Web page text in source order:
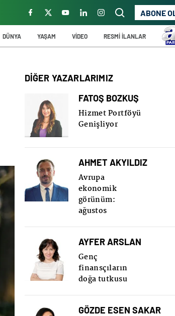
ABONE OL
DÜNYA YAŞAM VİDEO RESMİ İLANLAR
DİĞER YAZARLARIMIZ
FATOŞ BOZKUŞ
Hizmet Portföyü
Genişliyor
AHMET AKYILDIZ
Avrupa
ekonomik
görünüm:
ağustos
AYFER ARSLAN
Genç
finansçıların
doğa tutkusu
GÖZDE ESEN SAKAR